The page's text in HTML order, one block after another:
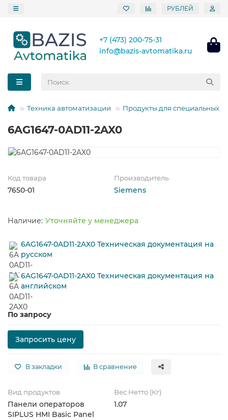
РУБЛЕЙ
+7 (473) 200-75-31
info@bazis-avtomatika.ru
Техника автоматизации Продукты для специальных
6AG1647-0AD11-2AX0
Код товара
7650-01
Производитель
Siemens
Уточняйте у менеджера
6AG1647-0AD11-2AX0 Техническая документация на
русском
6AG1647-0AD11-2AX0 Техническая документация на
английском
По запросу
Запросить цену
В закладки В сравнение
Вид продуктов
Панели операторов
SIPLUS HMI Basic Panel
Вес Нетто (Кг)
1.07